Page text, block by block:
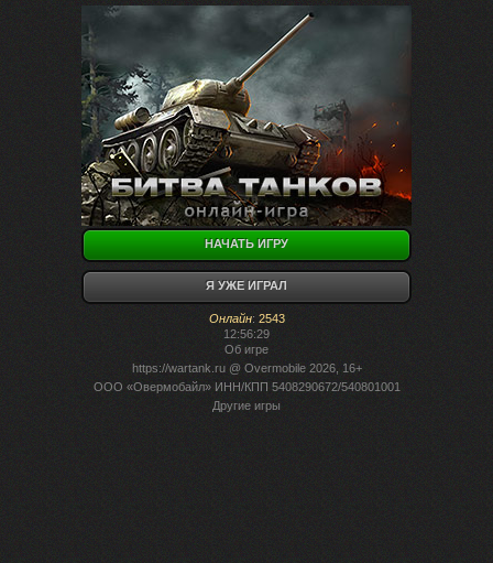
НАЧАТЬ ИГРУ
Я УЖЕ ИГРАЛ
Онлайн: 2543
12:56:29
Об игре
https://wartank.ru@ Overmobile 2026, 16+
ООО «Овермобайл» ИНН/КПП 5408290672/540801001
Другие игры